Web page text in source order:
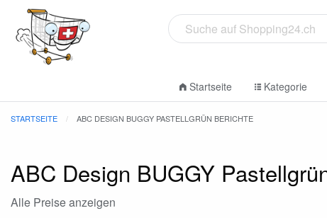
Startseite Kategorie
STARTSEITE ABC DESIGN BUGGY PASTELLGRÜN BERICHTE
ABC Design BUGGY
Alle Preise anzeigen